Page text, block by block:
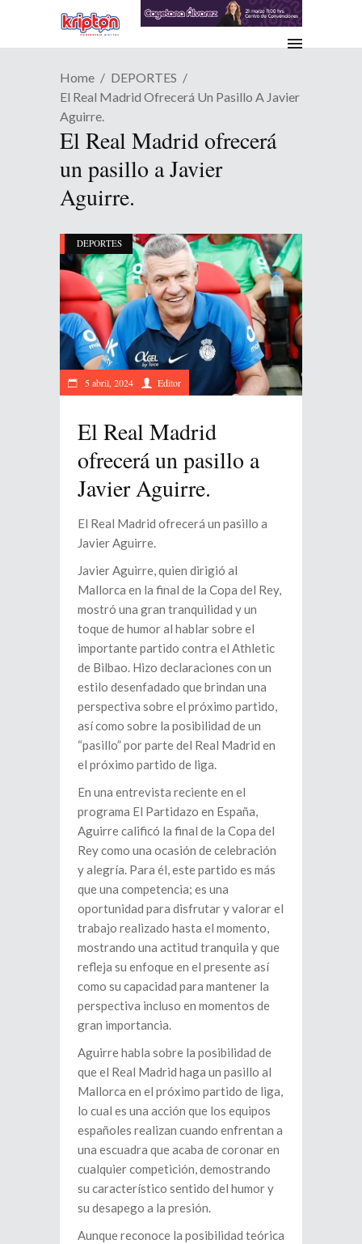
Home
DEPORTES
El Real Madrid Ofrecerá Un Pasillo A Javier
Aguirre.
El Real Madrid ofrecerá
un pasillo a Javier
Aguirre.
DEPORTES
5 abril, 2024 Editor
El Real Madrid
ofrecerá un pasillo a
Javier Aguirre.
El Real Madrid ofrecerá un pasillo a
Javier Aguirre.
Javier Aguirre, quien dirigió al
Mallorca en la final de la Copa del Rey,
mostró una gran tranquilidad y un
toque de humor al hablar sobre el
importante partido contra el Athletic
de Bilbao. Hizo declaraciones con un
estilo desenfadado que brindan una
perspectiva sobre el próximo partido,
así como sobre la posibilidad de un
“pasillo” por parte del Real Madrid en
el próximo partido de liga.
En una entrevista reciente en el
programa El Partidazo en España,
Aguirre calificó la final de la Copa del
Rey como una ocasión de celebración
y alegría. Para él, este partido es más
que una competencia; es una
oportunidad para disfrutar y valorar el
trabajo realizado hasta el momento,
mostrando una actitud tranquila y que
refleja su enfoque en el presente así
como su capacidad para mantener la
perspectiva incluso en momentos de
gran importancia.
Aguirre habla sobre la posibilidad de
que el Real Madrid haga un pasillo al
Mallorca en el próximo partido de liga,
lo cual es una acción que los equipos
españoles realizan cuando enfrentan a
una escuadra que acaba de coronar en
cualquier competición, demostrando
su característico sentido del humor y
su desapego a la presión.
Aunque reconoce la posibilidad teórica